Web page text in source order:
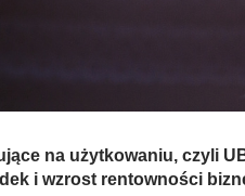
na użytkowaniu, czyli
i wzrost rentowności